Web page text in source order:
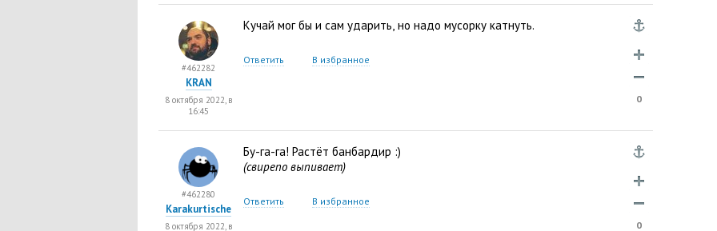
Кучай мог бы и сам ударить, но надо мусорку катнуть.
Ответить В избранное
#462282
KRAN
8 октября 2022, в
16:45
0
Бу-га-га! Растёт банбардир :)
(свирепо выпивает)
Ответить В избранное
#462280
Karakurtische
8 октября 2022, в 0